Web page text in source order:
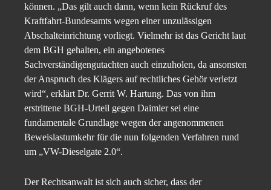
können. „Das gilt auch dann, wenn kein Rückruf des
Kraftfahrt-Bundesamts wegen einer unzulässigen
Abschalteinrichtung vorliegt. Vielmehr ist das Gericht laut
dem BGH gehalten, ein angebotenes
Sachverständigengutachten auch einzuholen, da ansonsten
der Anspruch des Klägers auf rechtliches Gehör verletzt
wird“, erklärt Dr. Gerrit W. Hartung. Das von ihm
erstrittene BGH-Urteil gegen Daimler sei eine
fundamentale Grundlage wegen der angenommenen
Beweislastumkehr für die nun folgenden Verfahren rund
um „VW-Dieselgate 2.0“.
Der Rechtsanwalt ist sich auch sicher, dass der